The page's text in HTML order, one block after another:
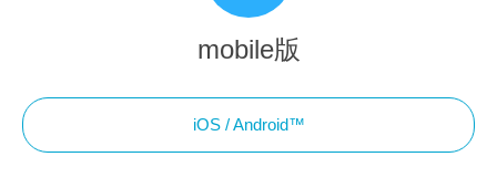
mobile版
iOS / Android™